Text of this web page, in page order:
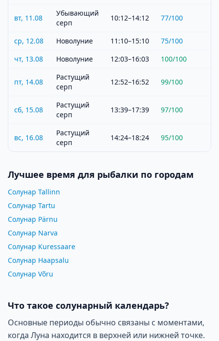
вт, 11.08
Убывающий
серп
10:12–14:12 77/100
ср, 12.08 Новолуние 11:10–15:10 75/100
чт, 13.08
Новолуние 12:03–16:03 100/100
пт, 14.08
Растущий
серп
12:52–16:52 99/100
сб, 15.08
Растущий
серп
13:39–17:39 97/100
вс, 16.08
Растущий
серп
14:24–18:24 95/100
Лучшее время для рыбалки по городам
Солунар Tallinn
Солунар Tartu
Солунар Pärnu
Солунар Narva
Солунар Kuressaare
Солунар Haapsalu
Солунар Võru
Что такое солунарный календарь?
Основные периоды обычно связаны с моментами,
когда Луна находится в верхней или нижней точке.